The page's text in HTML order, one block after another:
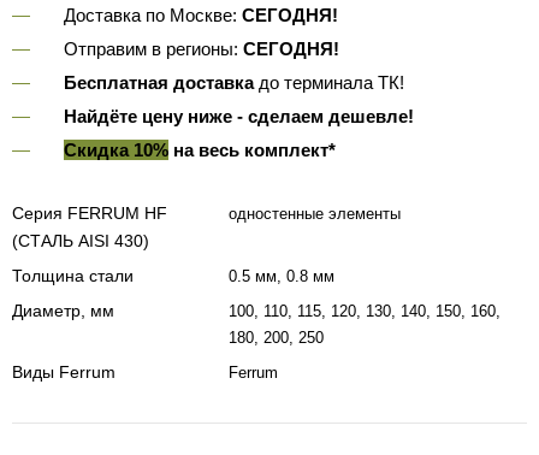
Доставка по Москве: СЕГОДНЯ!
Отправим в регионы: СЕГОДНЯ!
Бесплатная доставкадо терминала ТК!
Найдёте цену ниже - сделаем дешевле!
Скидка 10%на весь комплект*
Серия FERRUM HF
(СТАЛЬ AISI 430)
одностенные элементы
Толщина стали 0.5 мм, 0.8 мм
Диаметр, мм
100, 110, 115, 120, 130, 140, 150, 160,
180, 200, 250
Виды Ferrum Ferrum